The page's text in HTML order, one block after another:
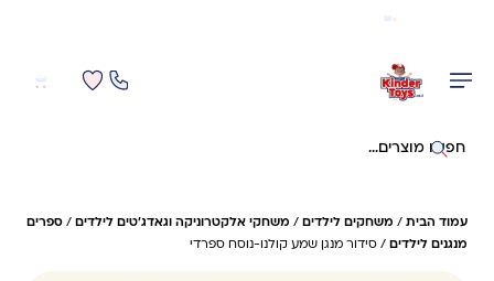
חיפוש באתר
עמוד הבית / משחקים לילדים / משחקי אלקטרוניקה וגאדג'טים לילדים / ספרים
מנגנים לילדים / סידור מנגן שמע קולנו-נוסח ספרדי